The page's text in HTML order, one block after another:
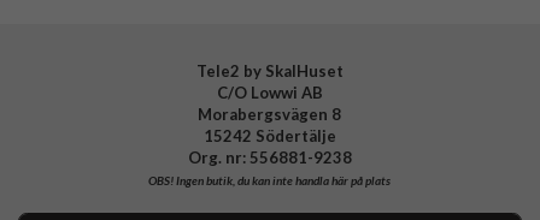
Tele2 by SkalHuset
C/O Lowwi AB
Morabergsvägen 8
15242 Södertälje
Org. nr: 556881-9238
OBS!Ingen butik, du kan inte handla här på plats